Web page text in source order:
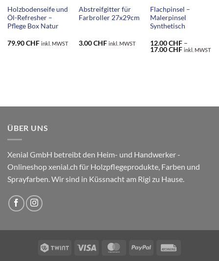
Holzbodenseife und
Öl-Refresher –
Pflege Box Natur
79.90CHF inkl. MWST
Abstreifgitter für
Farbroller 27x29cm
3.00CHF inkl. MWST
Flachpinsel –
Malerpinsel
Synthetisch
12.00CHF –
17.00CHF inkl. MWST
ÜBER UNS
Xenial GmbH betreibt den Heim- und Handwerker -
Onlineshop xenial.ch für Holzpflegeprodukte, Farben und
Sprayfarben. Wir sind in Küssnacht am Rigi zu Hause.
Twint Visa MasterCardPayPal